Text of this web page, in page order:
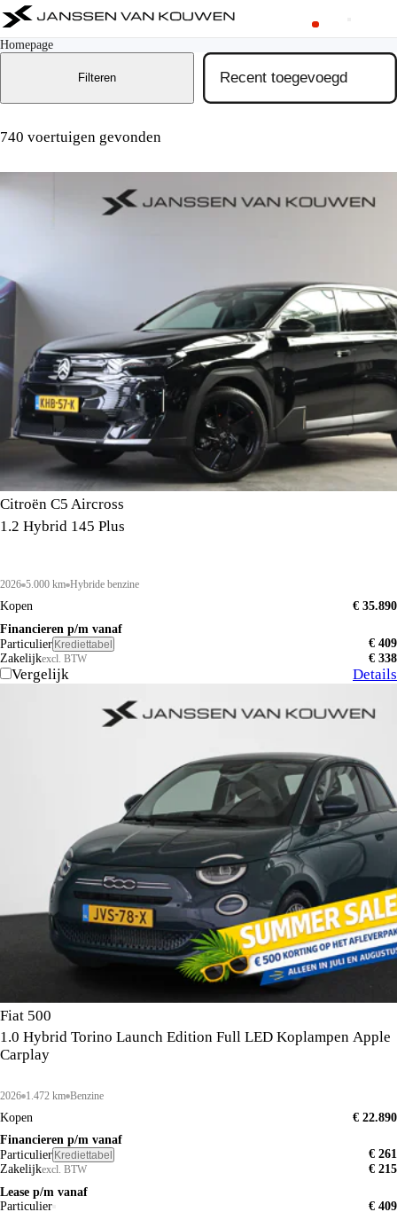
Homepage
740 voertuigen gevonden
Filteren
Citroën C5 Aircross
1.2 Hybrid 145 Plus
2026 5.000 km Hybride benzine
Kopen
€ 35.890
Financieren p/m vanaf
Particulier Krediettabel
€ 409
Zakelijkexcl. BTW € 338
Vergelijk Details
Fiat 500
1.0 Hybrid Torino Launch Edition Full LED Koplampen Apple
Carplay
2026 1.472 km Benzine
Kopen
€ 22.890
Financieren p/m vanaf
Particulier Krediettabel
€ 261
Zakelijkexcl. BTW
€ 215
Lease p/m vanaf
Particulier
€ 409